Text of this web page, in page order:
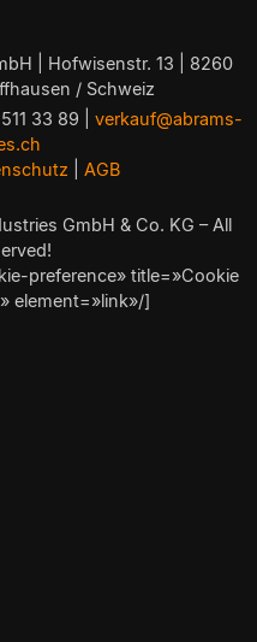
| Hofwisenstr. 13 | 8260
/ Schweiz
33 89 | verkauf@abrams-
AGB
GmbH & Co. KG – All
preference» title=»Cookie
element=»link»/]